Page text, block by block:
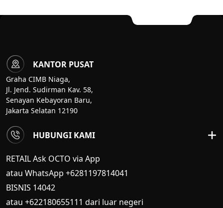
KANTOR PUSAT
Graha CIMB Niaga,
Jl. Jend. Sudirman Kav. 58,
Senayan Kebayoran Baru,
Jakarta Selatan 12190
HUBUNGI KAMI
RETAIL Ask OCTO via App
atau WhatsApp +6281197814041
BISNIS 14042
atau +622180655111 dari luar negeri